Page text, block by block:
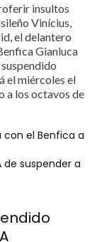
insultos
Vinícius,
el delantero
Gianluca
el miércoles el
a los octavos de
con el Benfica a
de suspender a